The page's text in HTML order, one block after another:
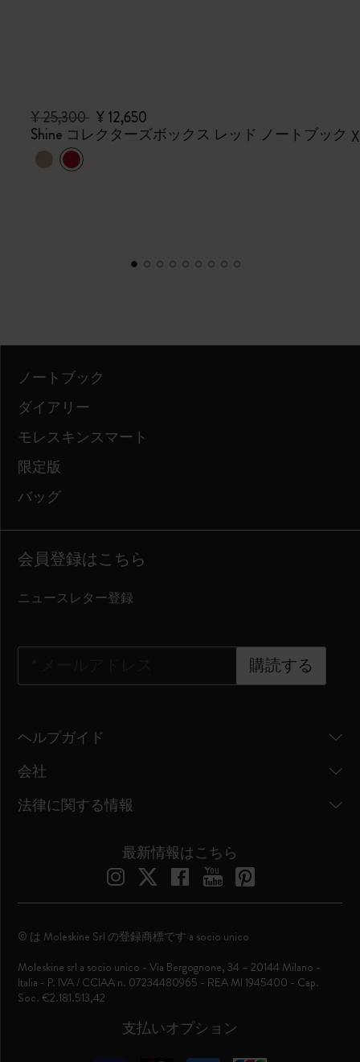
¥ 25,300 ¥ 12,650
Shine コレクターズボックス レッド ノートブック
ノートブック
ダイアリー
モレスキンスマート
限定版
バッグ
会員登録はこちら
ニュースレター登録
購読する
ヘルプガイド
会社
法律に関する情報
最新情報はこちら
支払いオプション
© は Moleskine Srl の登録商標です a socio unico
Moleskine srl a socio unico - Via Bergognone, 34 – 20144 Milano -
Italia - P. IVA / CCIAA n. 07234480965 - REA MI 1945400 - Cap.
Soc. €2.181.513,42